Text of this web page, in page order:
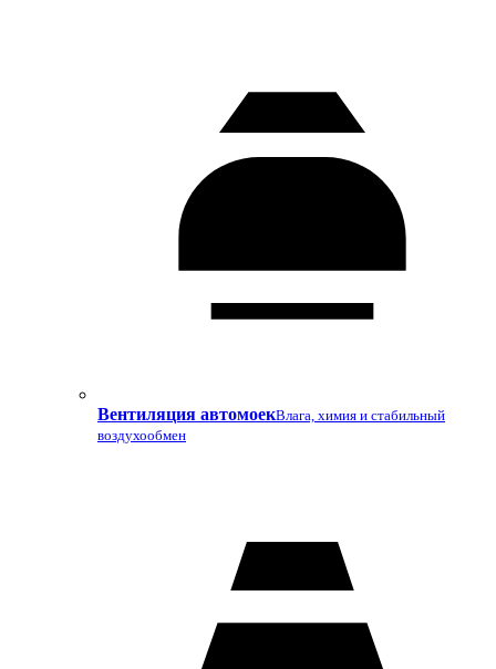
Вентиляция автомоекВлага, химия и стабильный
воздухообмен